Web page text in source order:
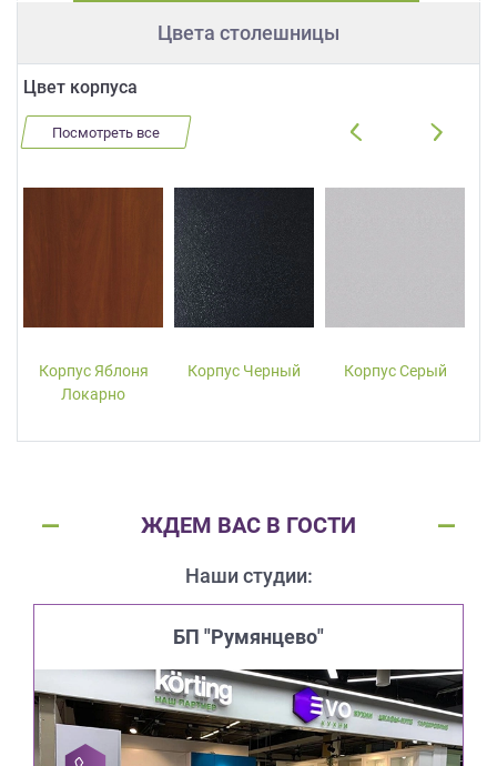
Цвета столешницы
Цвет корпуса
Посмотреть все
Корпус Яблоня
Локарно
Корпус Черный Корпус Серый
ЖДЕМ ВАС В ГОСТИ
Наши студии:
БП "Румянцево"